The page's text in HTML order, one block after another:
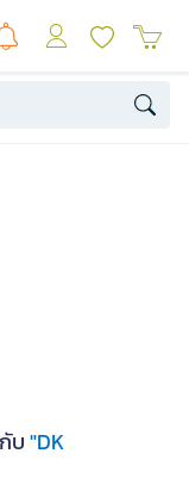
บ"DK